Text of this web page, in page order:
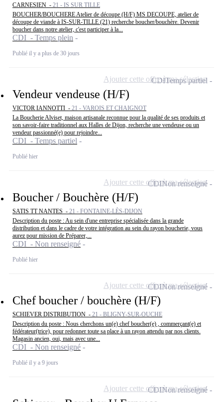
CARNESIEN - 21 - IS SUR TILLE
BOUCHER/BOUCHERE Atelier de découpe (H/F) MS DECOUPE, atelier de
découpe de viande à IS-SUR-TILLE (21) recherche boucher/bouchère. Devenir
boucher dans notre atelier, c'est participer à la...
CDI - Temps plein
Publié il y a plus de 30 jours
Vendeur vendeuse (H/F)
VICTOR IANNOTTI - 21 - VAROIS ET CHAIGNOT
La Boucherie Alviset, maison artisanale reconnue pour la qualité de ses produits et
son savoir-faire traditionnel aux Halles de Dijon, recherche une vendeuse ou un
vendeur passionné(e) pour rejoindre...
CDI - Temps partiel
Publié hier
CDITemps partiel
Ajouter cette offre à ma sélection
Boucher / Bouchère (H/F)
SATIS TT NANTES - 21 - FONTAINE-LÈS-DIJON
Description du poste : Au sein d'une entreprise spécialisée dans la grande
distribution et dans le cadre de votre intégration au sein du rayon boucherie, vous
aurez pour mission de Préparer,...
CDI - Non renseigné
Publié hier
CDINon renseigné
Ajouter cette offre à ma sélection
Chef boucher / bouchère (H/F)
SCHIEVER DISTRIBUTION - 21 - BLIGNY-SUR-OUCHE
Description du poste : Nous cherchons un(e) chef boucher(e) , commerçant(e) et
fédérateur(trice), pour redonner toute sa place à un rayon attendu par nos clients.
Magasin ancien, oui, mais avec une...
CDI - Non renseigné
Publié il y a 9 jours
CDINon renseigné
Ajouter cette offre à ma sélection
CDINon renseigné
Ajouter cette offre à ma sélection